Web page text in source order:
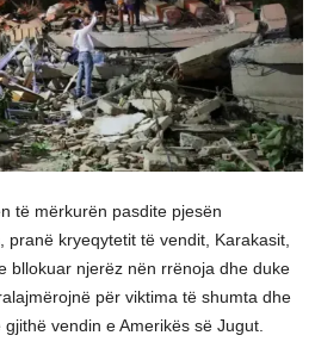
të mërkurën pasdite pjesën
pranë kryeqytetit të vendit, Karakasit,
bllokuar njerëz nën rrënoja dhe duke
për viktima të shumta dhe
vendin e Amerikës së Jugut.